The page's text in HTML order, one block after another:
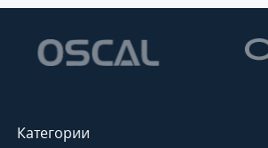
Категории